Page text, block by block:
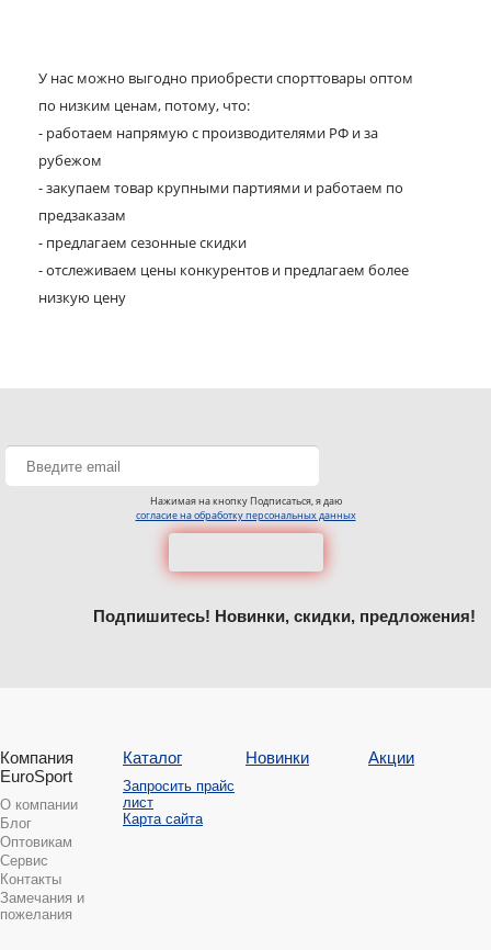
У нас можно выгодно приобрести спорттовары оптом
по низким ценам, потому, что:
- работаем напрямую с производителями РФ и за
рубежом
- закупаем товар крупными партиями и работаем по
предзаказам
- предлагаем сезонные скидки
- отслеживаем цены конкурентов и предлагаем более
низкую цену
Нажимая на кнопку Подписаться, я даю
согласие на обработку персональных данных
Подпишитесь! Новинки, скидки, предложения!
Компания
EuroSport
О компании
Блог
Оптовикам
Сервис
Контакты
Замечания и
пожелания
Каталог
Запросить прайс
лист
Карта сайта
Новинки Акции